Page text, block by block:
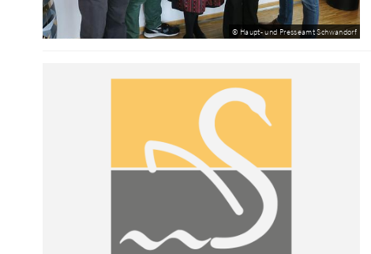
© Haupt- und Presseamt Schwandorf